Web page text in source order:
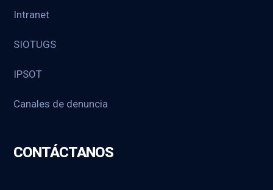
Intranet
SIOTUGS
IPSOT
Canales de denuncia
CONTÁCTANOS